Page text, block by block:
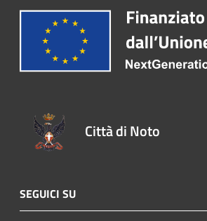
Città di Noto
SEGUICI SU